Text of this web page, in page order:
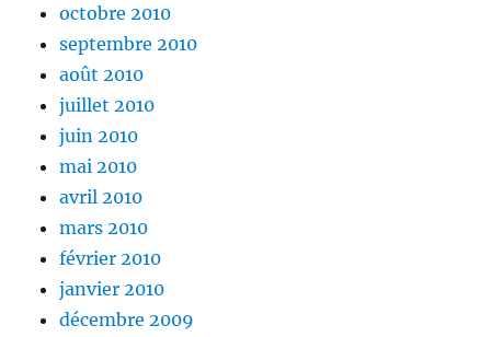
octobre 2010
septembre 2010
août 2010
juillet 2010
juin 2010
mai 2010
avril 2010
mars 2010
février 2010
janvier 2010
décembre 2009